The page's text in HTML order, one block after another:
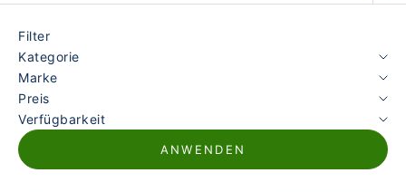
Filter
Kategorie
Marke
Preis
Verfügbarkeit
ANWENDEN